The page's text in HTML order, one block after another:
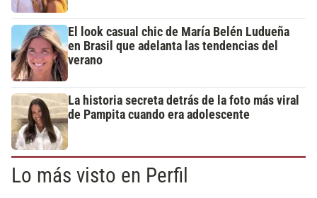
El look casual chic de María Belén Ludueña
en Brasil que adelanta las tendencias del
verano
La historia secreta detrás de la foto más viral
de Pampita cuando era adolescente
Lo más visto en Perfil